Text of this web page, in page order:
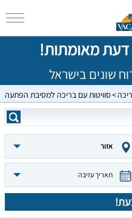
סוויטות עם בריכה למסיבת הפתעה
אזור
תאריך עזיבה